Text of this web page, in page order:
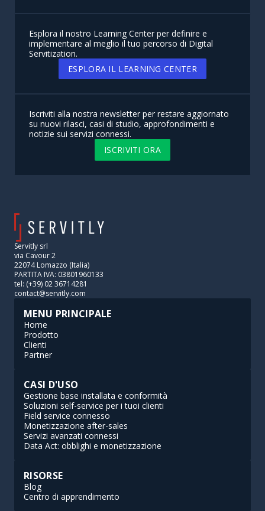
Esplora il nostro Learning Center per definire e
implementare al meglio il tuo percorso di Digital
Servitization.
ESPLORA IL LEARNING CENTER
Iscriviti alla nostra newsletter per restare aggiornato
su nuovi rilasci, casi di studio, approfondimenti e
notizie sui servizi connessi.
ISCRIVITI ORA
Servitly srl
via Cavour 2
22074 Lomazzo (Italia)
PARTITA IVA: 03801960133
tel: (+39) 02 36714281
contact@servitly.com
MENU PRINCIPALE
Home
Prodotto
Clienti
Partner
CASI D'USO
Gestione base installata e conformità
Soluzioni self-service per i tuoi clienti
Field service connesso
Monetizzazione after-sales
Servizi avanzati connessi
Data Act: obblighi e monetizzazione
RISORSE
Blog
Centro di apprendimento